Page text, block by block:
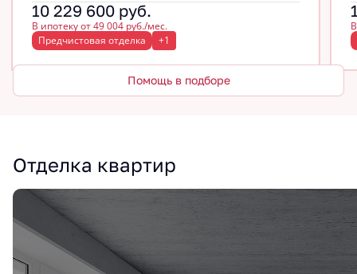
10 229 600 руб.
В ипотеку от 49 004 руб./мес.
Предчистовая отделка
+1
Помощь в подборе
Отделка квартир